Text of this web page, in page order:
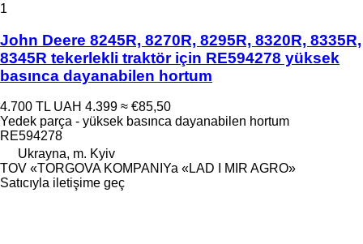
1
John Deere 8245R, 8270R, 8295R, 8320R, 8335R,
8345R tekerlekli traktör için RE594278 yüksek
basınca dayanabilen hortum
4.700 TL UAH 4.399 ≈ €85,50
Yedek parça - yüksek basınca dayanabilen hortum
RE594278
Ukrayna, m. Kyiv
TOV «TORGOVA KOMPANIYa «LAD I MIR AGRO»
Satıcıyla iletişime geç